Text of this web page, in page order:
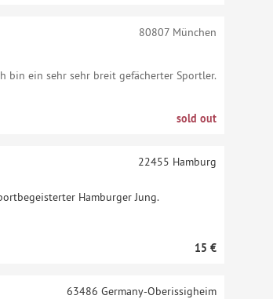
bin ein sehr sehr breit gefächerter Sportler.
80807München
sold out
Hamburger Jung.
22455 Hamburg
15 €
63486 Germany-Oberissigheim